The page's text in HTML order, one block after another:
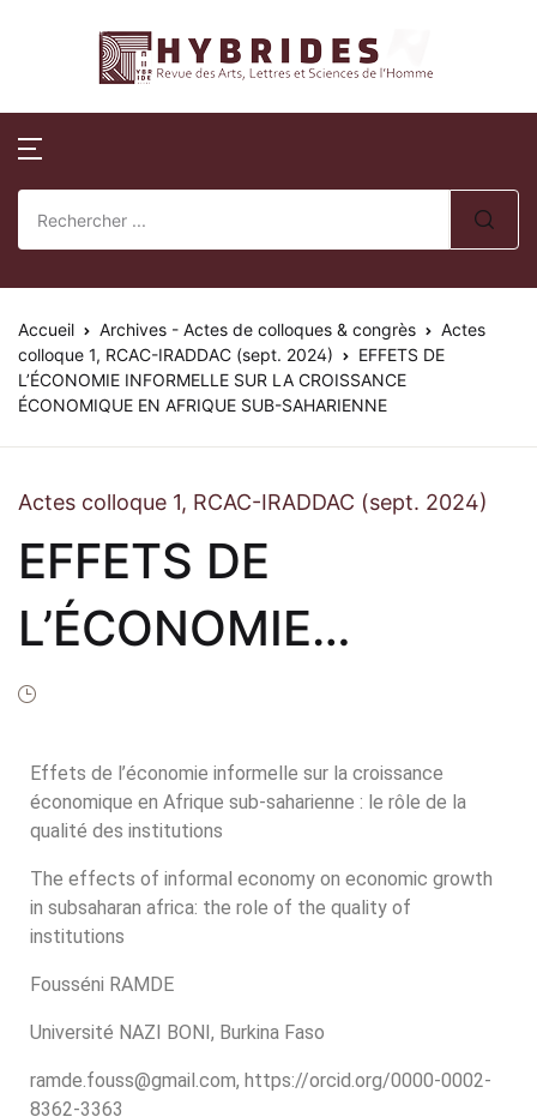
Revue Hybrides
Accueil
Publications
Numéros
Actes de
Revue Hybrides
Revue
Sur la révue
Comité
Politique
Indexation
Actualités
Compte
Se souvenir de
moi ?
Mot de passe
oublié ?
Se Connecter
Accueil Archives - Actes de colloques & congrès
Actes
colloque 1, RCAC-IRADDAC (sept. 2024)
EFFETS DE
L’ÉCONOMIE INFORMELLE SUR LA CROISSANCE
ÉCONOMIQUE EN AFRIQUE SUB-SAHARIENNE
Actes colloque 1, RCAC-IRADDAC (sept. 2024)
EFFETS DE
L’ÉCONOMIE
INFORMELLE SUR LA
CROISSANCE
ÉCONOMIQUE EN
AFRIQUE SUB-
SAHARIENNE
Effets de l’économie informelle sur la croissance
économique en Afrique sub-saharienne : le rôle de la
qualité des institutions
The effects of informal economy on economic growth
in subsaharan africa: the role of the quality of
institutions
Fousséni RAMDE
Université NAZI BONI, Burkina Faso
ramde.fouss@gmail.com, https://orcid.org/0000-0002-
8362-3363